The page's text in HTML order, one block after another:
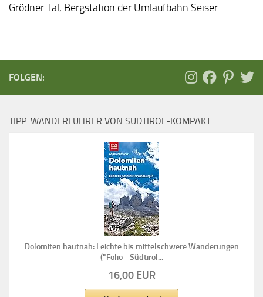
Grödner Tal, Bergstation der Umlaufbahn Seiser...
FOLGEN:
TIPP: WANDERFÜHRER VON SÜDTIROL-KOMPAKT
Dolomiten hautnah: Leichte bis mittelschwere Wanderungen
("Folio - Südtirol...
16,00 EUR